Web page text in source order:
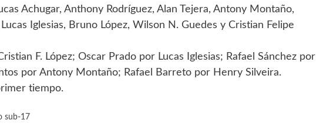
Achugar, Anthony Rodríguez, Alan Tejera, Antony Montaño,
Iglesias, Bruno López, Wilson N. Guedes y Cristian Felipe
F. López; Oscar Prado por Lucas Iglesias; Rafael Sánchez por
por Antony Montaño; Rafael Barreto por Henry Silveira.
tiempo.
sub-17